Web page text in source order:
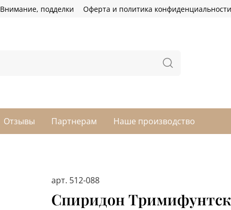
Внимание, подделки Оферта и политика конфиденциальности
Отзывы Партнерам Наше производство
арт. 512-088
Спиридон